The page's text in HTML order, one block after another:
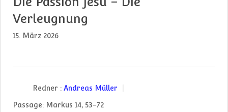
Verleugnung
15. März 2026
Redner : Andreas Müller
Passage: Markus 14, 53-72